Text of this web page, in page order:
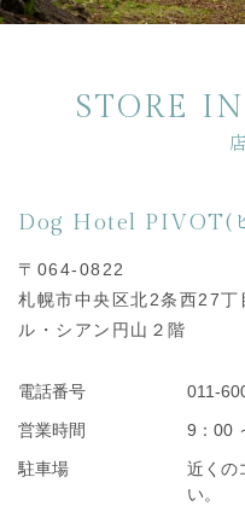
STORE
Dog Hotel PIVOT(
〒064-0822
札幌市中央区北2条西27丁
ル・シアン円山２階
電話番号 011-
営業時間 9：00
駐車場
近くの
い。